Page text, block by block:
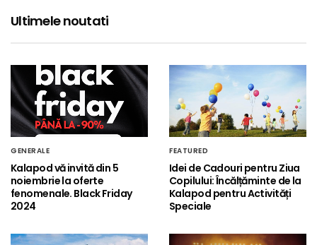
Ultimele noutati
GENERALE
Kalapod vă invită din 5
noiembrie la oferte
fenomenale. Black Friday
2024
FEATURED
Idei de Cadouri pentru Ziua
Copilului: Încălțăminte de la
Kalapod pentru Activități
Speciale